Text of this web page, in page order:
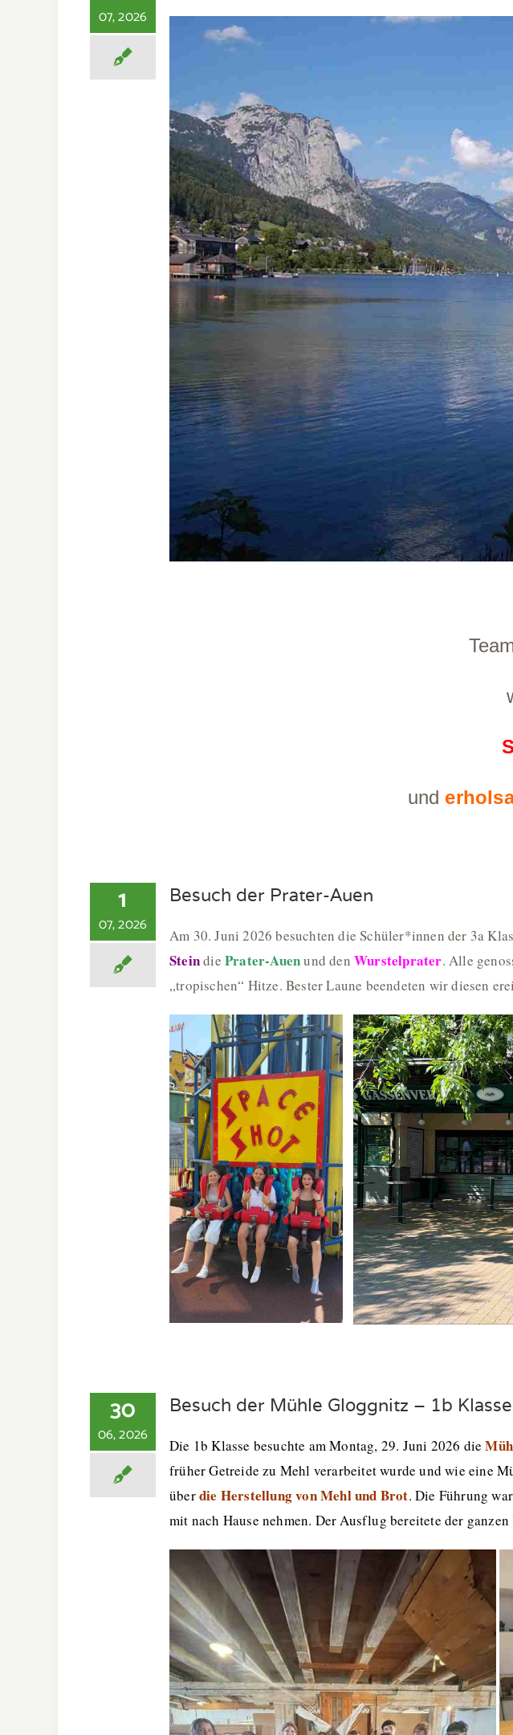
07, 2026
und
1
07, 2026
Besuch der Prater-Auen
Am 30. Juni 2026 besuchten die Schüler*innen der 3a
Steindie Prater-Auenund denWurstelprater. Alle
„tropischen“ Hitze. Bester Laune beendeten wir diesen
30
06, 2026
Besuch der Mühle Gloggnitz – 1b Klasse
Die 1b Klasse besuchte am Montag, 29. Juni 2026 die
früher Getreide zu Mehl verarbeitet wurde und wie eine
überdie Herstellung von Mehl und Brot. Die Führung
mit nach Hause nehmen. Der Ausflug bereitete der